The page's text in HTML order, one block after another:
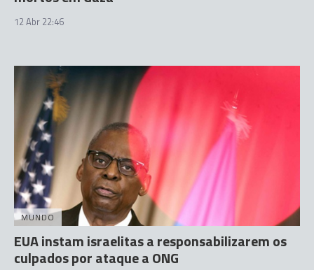
12 Abr 22:46
MUNDO
EUA instam israelitas a responsabilizarem os
culpados por ataque a ONG